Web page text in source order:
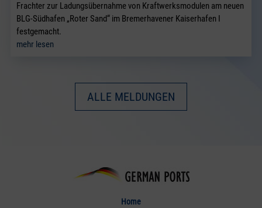
Frachter zur Ladungsübernahme von Kraftwerksmodulen am neuen
BLG-Südhafen „Roter Sand“ im Bremerhavener Kaiserhafen I
festgemacht.
mehr lesen
ALLE MELDUNGEN
Home